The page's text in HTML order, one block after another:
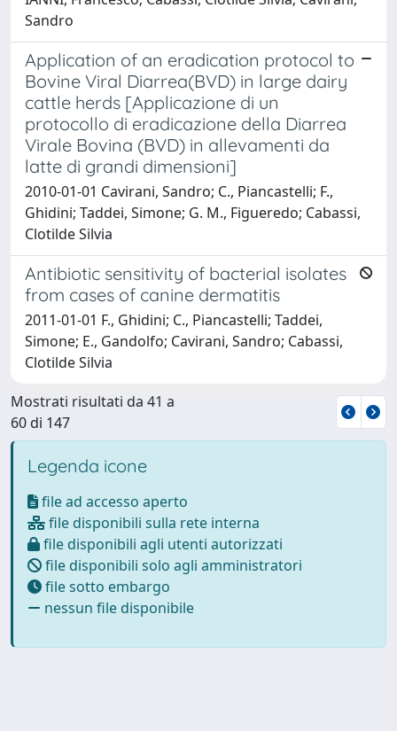
Sandro
Application of an eradication protocol to
Bovine Viral Diarrea(BVD) in large dairy
cattle herds [Applicazione di un
protocollo di eradicazione della Diarrea
Virale Bovina (BVD) in allevamenti da
latte di grandi dimensioni]
2010-01-01 Cavirani, Sandro; C., Piancastelli; F.,
Ghidini; Taddei, Simone; G. M., Figueredo; Cabassi,
Clotilde Silvia
Antibiotic sensitivity of bacterial isolates
from cases of canine dermatitis
2011-01-01 F., Ghidini; C., Piancastelli; Taddei,
Simone; E., Gandolfo; Cavirani, Sandro; Cabassi,
Clotilde Silvia
Mostrati risultati da 41 a
60 di 147
Legenda icone
file ad accesso aperto
file disponibili sulla rete interna
file disponibili agli utenti autorizzati
file disponibili solo agli amministratori
file sotto embargo
nessun file disponibile